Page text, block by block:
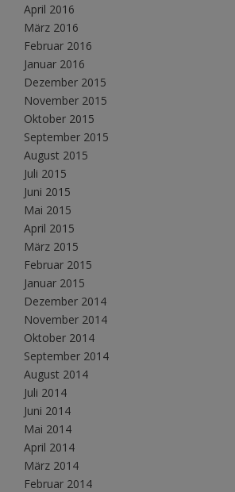
April 2016
März 2016
Februar 2016
Januar 2016
Dezember 2015
November 2015
Oktober 2015
September 2015
August 2015
Juli 2015
Juni 2015
Mai 2015
April 2015
März 2015
Februar 2015
Januar 2015
Dezember 2014
November 2014
Oktober 2014
September 2014
August 2014
Juli 2014
Juni 2014
Mai 2014
April 2014
März 2014
Februar 2014